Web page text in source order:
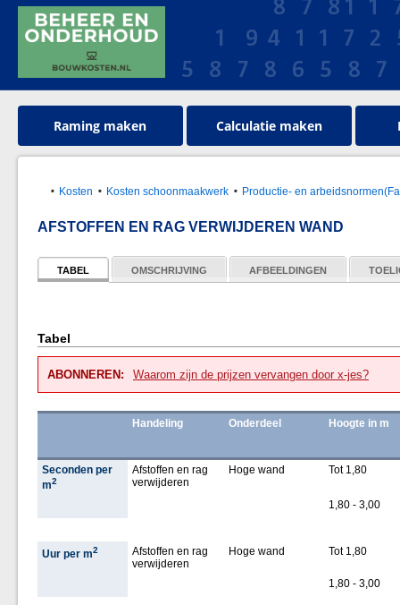
Raming maken Calculatie maken
Kosten Kosten schoonmaakwerk Productie- en
AFSTOFFEN EN RAG VERWIJDEREN WAND
TABEL OMSCHRIJVING AFBEELDINGEN
Tabel
ABONNEREN: Waarom zijn de prijzen vervangen door x-jes?
Handeling Onderdeel Hoogte in m
Seconden per
m2
Afstoffen en rag
verwijderen
Hoge wand Tot 1,80
1,80 - 3,00
Uur per m2
Afstoffen en rag
verwijderen
Hoge wand Tot 1,80
1,80 - 3,00